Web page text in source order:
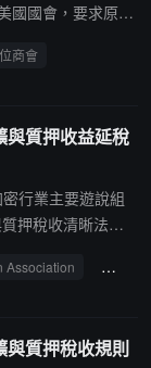
國國會，要求原封
時納稅，旨在解
足道的收入"。美
優勢"，而加密遊
決的問題死灰復
商會
與質押收益延稅
行業主要遊說組
押稅收清晰法
共和黨眾議員 M
Chamber 及 Cry
Association 稅務
與質押稅收規則